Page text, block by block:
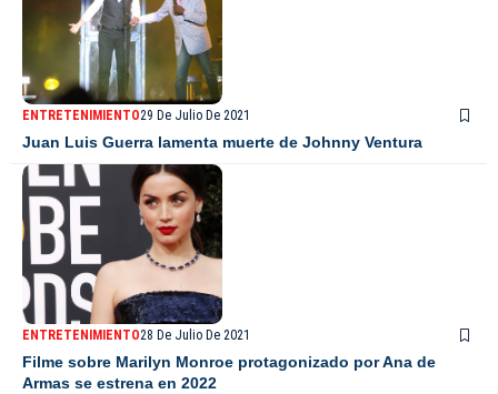
ENTRETENIMIENTO29 De Julio De 2021
Juan Luis Guerra lamenta muerte de Johnny Ventura
ENTRETENIMIENTO28 De Julio De 2021
Filme sobre Marilyn Monroe protagonizado por Ana de
Armas se estrena en 2022